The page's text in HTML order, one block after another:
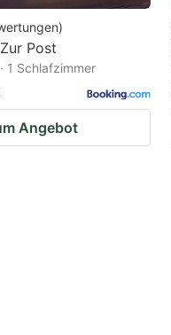
)
Post
1 Schlafzimmer
Angebot